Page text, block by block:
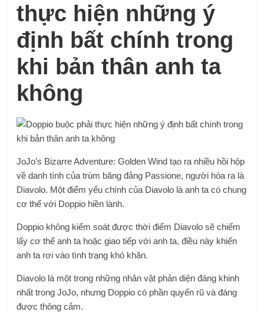
thực hiện những ý
định bất chính trong
khi bản thân anh ta
không
JoJo’s Bizarre Adventure: Golden Wind tạo ra nhiều hồi hộp
về danh tính của trùm băng đảng Passione, người hóa ra là
Diavolo. Một điểm yếu chính của Diavolo là anh ta có chung
cơ thể với Doppio hiền lành.
Doppio không kiểm soát được thời điểm Diavolo sẽ chiếm
lấy cơ thể anh ta hoặc giao tiếp với anh ta, điều này khiến
anh ta rơi vào tình trạng khó khăn.
Diavolo là một trong những nhân vật phản diện đáng khinh
nhất trong JoJo, nhưng Doppio có phần quyến rũ và đáng
được thông cảm.